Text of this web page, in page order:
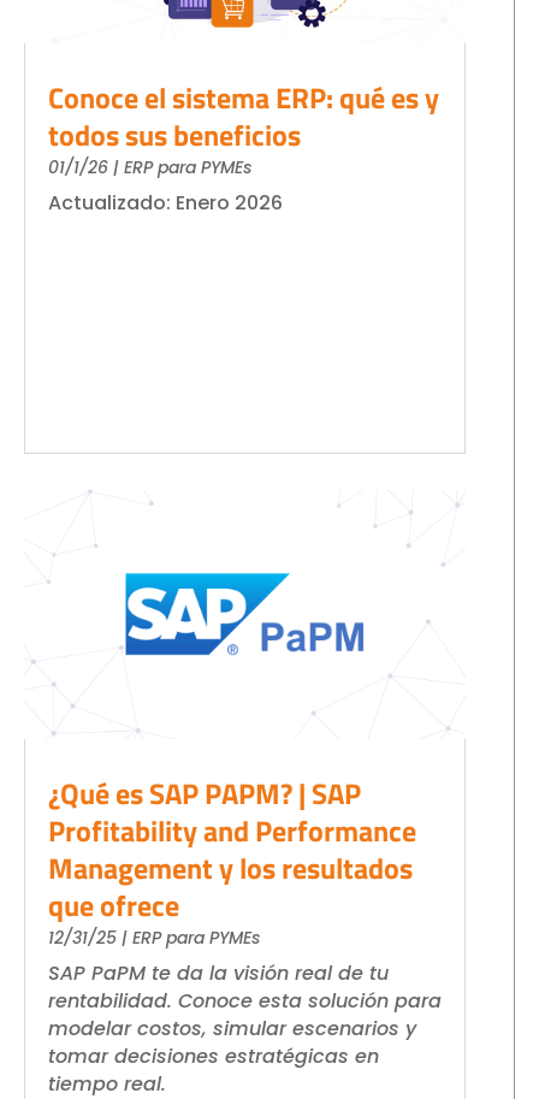
Conoce el sistema ERP: qué es y
todos sus beneficios
01/1/26 | ERP para PYMEs
Actualizado: Enero 2026
¿Qué es SAP PAPM? | SAP
Profitability and Performance
Management y los resultados
que ofrece
12/31/25 | ERP para PYMEs
SAP PaPM te da la visión real de tu
rentabilidad. Conoce esta solución para
modelar costos, simular escenarios y
tomar decisiones estratégicas en
tiempo real.